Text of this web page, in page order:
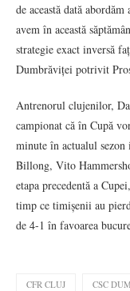
de această dată
avem în această
strategie exact inversă
Dumbrăviței potrivit
Antrenorul clujenilor,
campionat că în Cupă
minute în actualul sezon
Billong, Vito
etapa precedentă a
timp ce timișenii au
de 4-1 în favoarea
CFR CLUJ CSC